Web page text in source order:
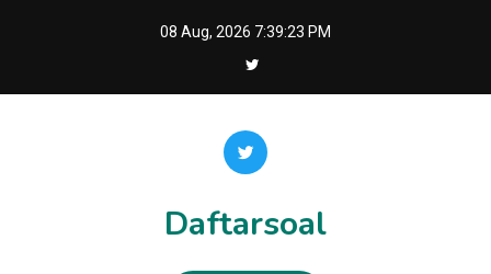
08 Aug, 2026 7:39:23 PM
Daftarsoal